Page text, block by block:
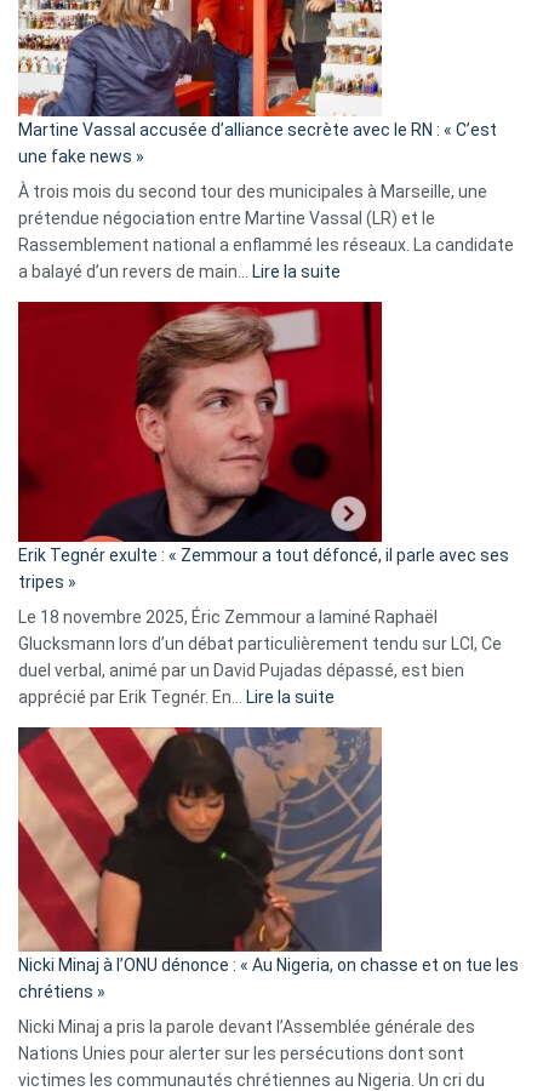
Algérie
Martine Vassal accusée d’alliance secrète avec le RN : « C’est
une fake news »
À trois mois du second tour des municipales à Marseille, une
prétendue négociation entre Martine Vassal (LR) et le
Rassemblement national a enflammé les réseaux. La candidate
a balayé d’un revers de main…
Lire la suite
d’alliance
secrète
«
C’est
fake
news
»
Erik Tegnér exulte : « Zemmour a tout défoncé, il parle avec ses
tripes »
Le 18 novembre 2025, Éric Zemmour a laminé Raphaël
Glucksmann lors d’un débat particulièrement tendu sur LCI, Ce
duel verbal, animé par un David Pujadas dépassé, est bien
apprécié par Erik Tegnér. En…
Lire la suite
Tegnér
exulte
« Zemmour
a
tout
parle
ses
tripes »
Nicki Minaj à l’ONU dénonce : « Au Nigeria, on chasse et on tue les
chrétiens »
Nicki Minaj a pris la parole devant l’Assemblée générale des
Nations Unies pour alerter sur les persécutions dont sont
victimes les communautés chrétiennes au Nigeria. Un cri du